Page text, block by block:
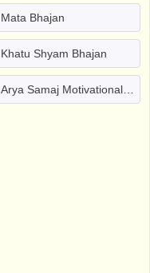
Mata Bhajan
Khatu Shyam Bhajan
Arya Samaj Motivational Bhajans